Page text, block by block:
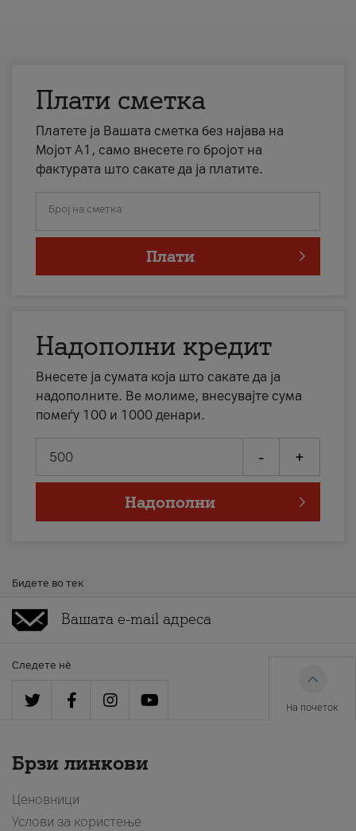
Плати сметка
Платете ја Вашата сметка без најава на
Мојот А1, само внесете го бројот на
фактурата што сакате да ја платите.
Број на сметка
Плати
Надополни кредит
Внесете ја сумата која што сакате да ја
надополните. Ве молиме, внесувајте сума
помеѓу 100 и 1000 денари.
- +
Надополни
Бидете во тек
Следете нè
На почеток
Брзи линкови
Ценовници
Услови за користење